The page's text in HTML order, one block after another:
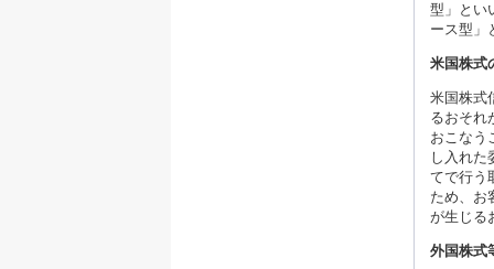
型」とい
ース型」
米国株式
米国株式
るおそれ
おこなう
し入れた
てで行う
ため、お
が生じる
外国株式